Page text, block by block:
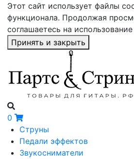
Этот сайт использует файлы
функционала. Продолжая
соглашаетесь на
Принять и закрыть
0
Струны
Педали эффектов
Звукосниматели